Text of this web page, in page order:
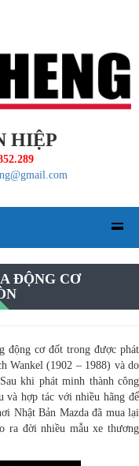
HIỆP
ĐỘNG CƠ
động cơ đốt trong được phát
Wankel (1902 – 1988) và do
khi phát minh thành công
và hợp tác với nhiều hãng để
Nhật Bản Mazda đã mua lại
ra đời nhiều mẫu xe thương